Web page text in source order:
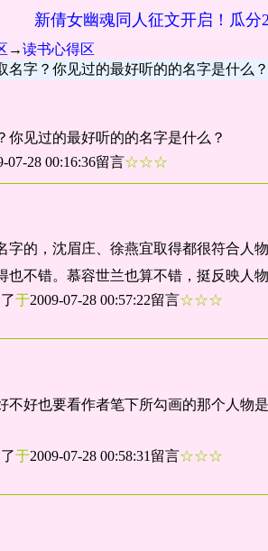
新倩女幽魂同人征文开启！瓜分
→读书心得区
名字？你见过的最好听的的名字是什么
你见过的最好听的的名字是什么？
07-28 00:16:36留言☆☆☆
字的，沈眉庄、徐燕宜取得都很符合人
也不错。慕容世兰也算不错，挺反映人
于2009-07-28 00:57:22留言☆☆☆
不好也要看作者笔下所勾画的那个人物
于2009-07-28 00:58:31留言☆☆☆